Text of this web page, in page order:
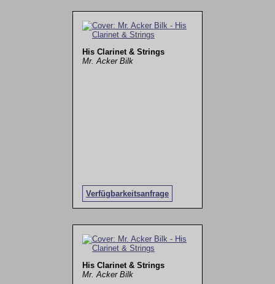
His Clarinet & Strings
Mr. Acker Bilk
Verfügbarkeitsanfrage
His Clarinet & Strings
Mr. Acker Bilk